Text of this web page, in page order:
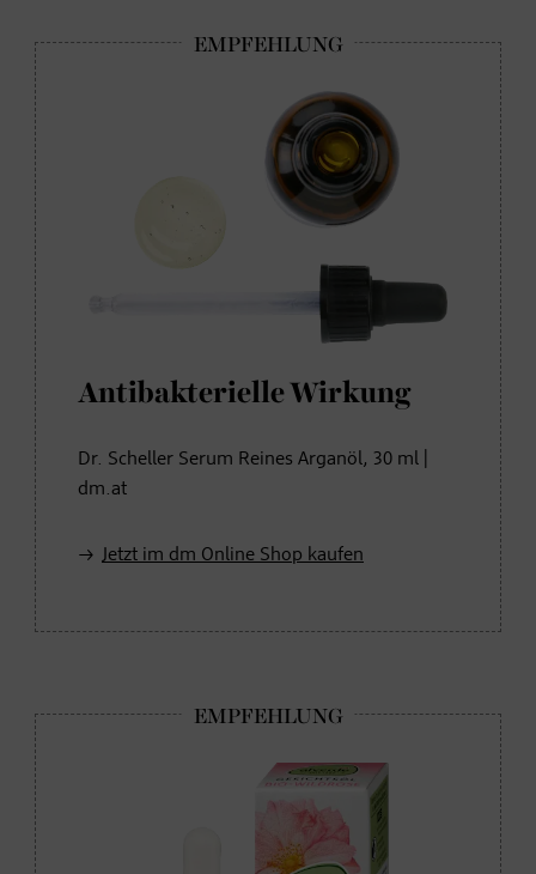
Antibakterielle Wirkung
Dr. Scheller Serum Reines Arganöl, 30 ml |
dm.at
Jetzt im dm Online Shop kaufen